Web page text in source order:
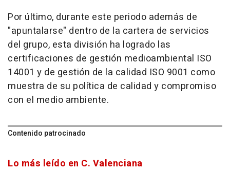
Por último, durante este periodo además de
"apuntalarse" dentro de la cartera de servicios
del grupo, esta división ha logrado las
certificaciones de gestión medioambiental ISO
14001 y de gestión de la calidad ISO 9001 como
muestra de su política de calidad y compromiso
con el medio ambiente.
Contenido patrocinado
Lo más leído en C. Valenciana